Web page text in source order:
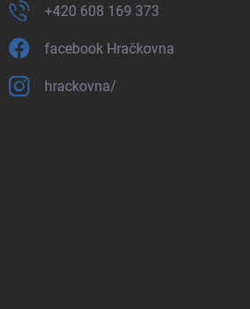
+420 608 169 373
facebook Hračkovna
hrackovna/